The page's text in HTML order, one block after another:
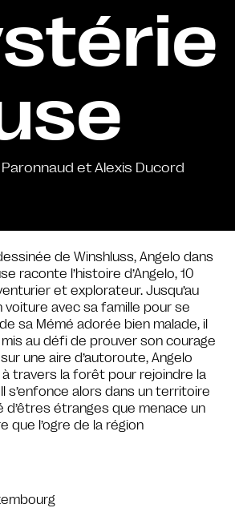
et Alexis Ducord
de Winshluss, Angelo dans
raconte l’histoire d’Angelo, 10
et explorateur. Jusqu’au
voiture avec sa famille pour se
sa Mémé adorée bien malade, il
au défi de prouver son courage
une aire d’autoroute, Angelo
travers la forêt pour rejoindre la
s’enfonce alors dans un territoire
d’êtres étranges que menace un
que l’ogre de la région